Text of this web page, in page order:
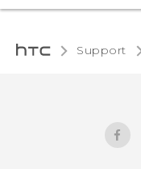
Support